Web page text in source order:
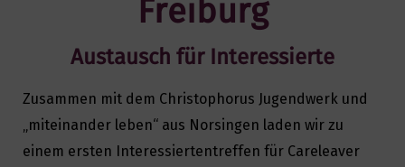
Freiburg
Austausch für Interessierte
Zusammen mit dem Christophorus Jugendwerk und
„miteinander leben“ aus Norsingen laden wir zu
einem ersten Interessiertentreffen für Careleaver